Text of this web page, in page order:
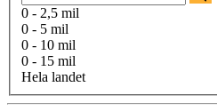
0 - 2,5 mil
0 - 5 mil
0 - 10 mil
0 - 15 mil
Hela landet